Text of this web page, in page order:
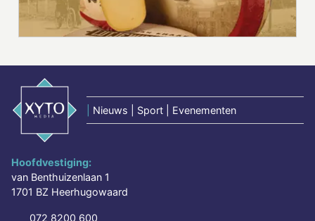
Nieuws | Sport | Evenementen
Hoofdvestiging:
van Benthuizenlaan 1
1701 BZ Heerhugowaard
072 8200 600